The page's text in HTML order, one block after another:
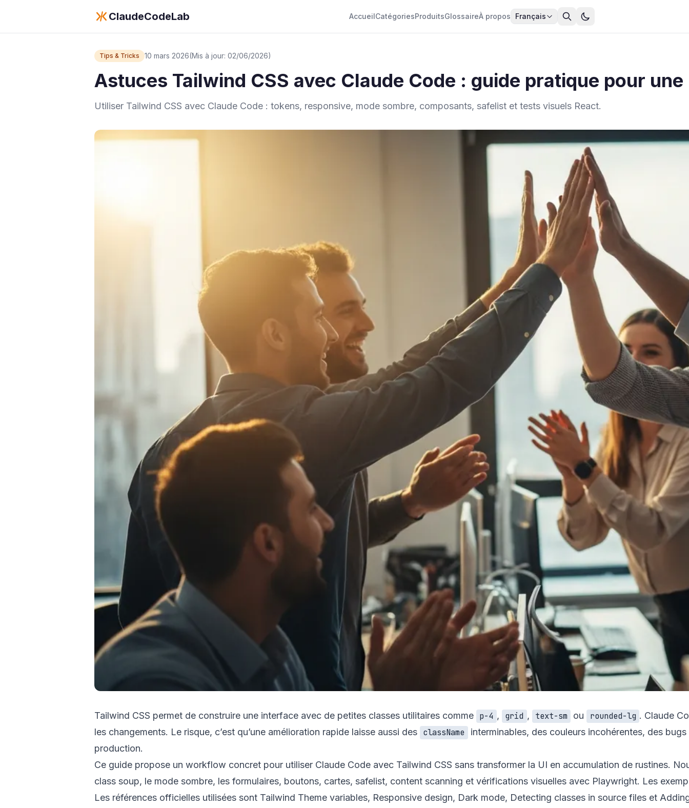
ClaudeCodeLab AccueilCatégoriesProduitsGlossaireÀ propos Français
Tips & Tricks 10 mars 2026(Mis à jour: 02/06/2026)
Astuces Tailwind CSS avec Claude Code : guide pratique pour une
Utiliser Tailwind CSS avec Claude Code : tokens, responsive, mode sombre, composants, safelist et tests visuels React.
Tailwind CSS permet de construire une interface avec de petites classes utilitaires comme p-4 , grid , text-sm ou rounded-lg . Claude
les changements. Le risque, c’est qu’une amélioration rapide laisse aussi des className
interminables, des couleurs incohérentes, des
production.
Ce guide propose un workflow concret pour utiliser Claude Code avec Tailwind CSS sans transformer la UI en accumulation de rustines.
class soup, le mode sombre, les formulaires, boutons, cartes, safelist, content scanning et vérifications visuelles avec Playwright. Les
Les références officielles utilisées sont Tailwind Theme variables, Responsive design, Dark mode, Detecting classes in source files et